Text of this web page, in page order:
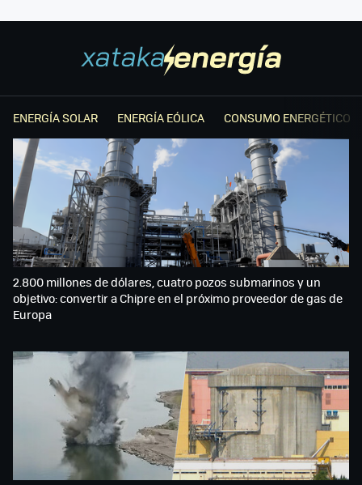
ENERGÍA SOLAR ENERGÍA EÓLICA CONSUMO ENERGÉTICO
2.800 millones de dólares, cuatro pozos submarinos y un
objetivo: convertir a Chipre en el próximo proveedor de gas de
Europa